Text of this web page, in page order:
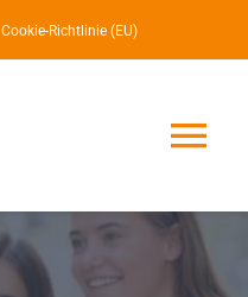
Cookie-Richtlinie (EU)